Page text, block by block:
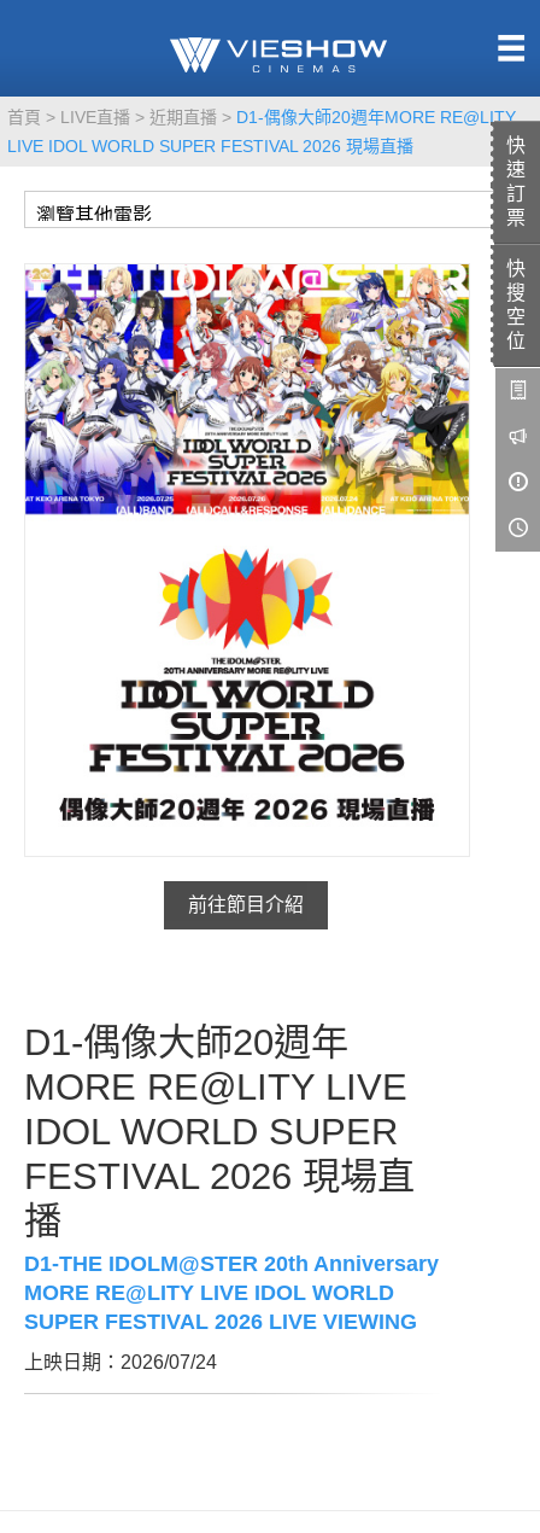
快
速
訂
票
快
搜
空
位
首頁 LIVE直播 近期直播
D1-偶像大師20週年MORE RE@LITY
LIVE IDOL WORLD SUPER FESTIVAL 2026 現場直播
前往節目介紹
D1-偶像大師20週年
MORE RE@LITY LIVE
IDOL WORLD SUPER
FESTIVAL 2026 現場直
播
D1-THE IDOLM@STER 20th Anniversary
MORE RE@LITY LIVE IDOL WORLD
SUPER FESTIVAL 2026 LIVE VIEWING
上映日期：2026/07/24
熱售中
即將上映
TITAN SCREEN
MUCROWN
IMAX
4DX
VR 演唱會
GOLD CLASS
AD口述影像
LIVE演唱會
影城餐飲
UNICORN
中獎名單
會員活動
會員Q&A